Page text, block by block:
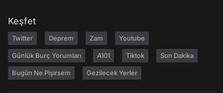
Keşfet
Twitter Deprem Zam Youtube
Günlük Burç Yorumları A101 Tiktok Son Dakika
Bugün Ne Pişirsem Gezilecek Yerler